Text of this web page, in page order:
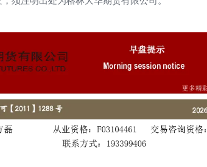
官方微信 格林大华期货研究院证监许可【2011】
联系方式：193399406 研究员：李方磊 3.昨日全乳
16297元/吨；20号泰混17830元/吨，100/0.56% 4.本期
比+1.64个百分点；全钢胎样本企业产能利用率为
2410元/吨，环比走扩30元/吨；混合标胶与RU主力
在11750-11850元/吨左右，环比-200元/吨。 7.昨日
苯橡胶市场价格上涨，山东市场大庆BR9000稳定在
观点详述 评级预测说明：“+”表示：当日收盘价>上
以主力合约收盘价计算）。0.5表示：0≤当日涨跌幅